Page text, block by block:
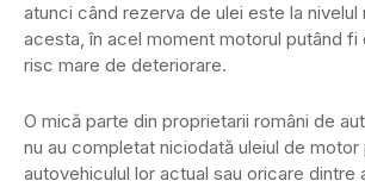
atunci când rezerva de ulei este la nivelul
acesta, în acel moment motorul putând fi
risc mare de deteriorare.
O mică parte din proprietarii români de
nu au completat niciodată uleiul de motor
autovehiculul lor actual sau oricare dintre